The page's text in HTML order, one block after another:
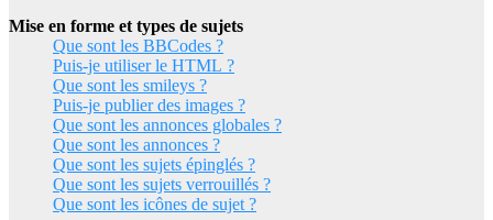
Mise en forme et types de sujets
Que sont les BBCodes ?
Puis-je utiliser le HTML ?
Que sont les smileys ?
Puis-je publier des images ?
Que sont les annonces globales ?
Que sont les annonces ?
Que sont les sujets épinglés ?
Que sont les sujets verrouillés ?
Que sont les icônes de sujet ?